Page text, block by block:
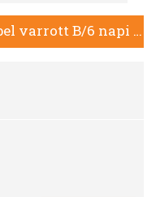
Határidőnapló ALISCA Rebel varrott B/6 napi fehér lapos bordó 2026.